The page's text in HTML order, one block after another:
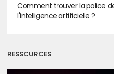
Comment trouver la police
l'intelligence artificielle ?
RESSOURCES